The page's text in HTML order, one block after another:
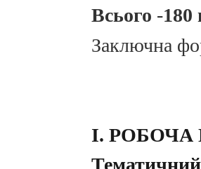
Всього -180
Заключна
І.
Тематичний